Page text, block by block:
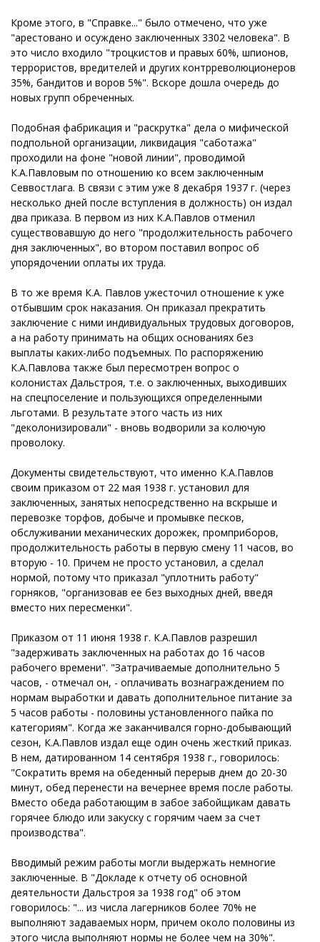
Кроме этого, в "Справке..." было отмечено, что уже
"арестовано и осуждено заключенных 3302 человека". В
это число входило "троцкистов и правых 60%, шпионов,
террористов, вредителей и других контрреволюционеров
35%, бандитов и воров 5%". Вскоре дошла очередь до
новых групп обреченных.
Подобная фабрикация и "раскрутка" дела о мифической
подпольной организации, ликвидация "саботажа"
проходили на фоне "новой линии", проводимой
К.А.Павловым по отношению ко всем заключенным
Севвостлага. В связи с этим уже 8 декабря 1937 г. (через
несколько дней после вступления в должность) он издал
два приказа. В первом из них К.А.Павлов отменил
существовавшую до него "продолжительность рабочего
дня заключенных", во втором поставил вопрос об
упорядочении оплаты их труда.
В то же время К.А. Павлов ужесточил отношение к уже
отбывшим срок наказания. Он приказал прекратить
заключение с ними индивидуальных трудовых договоров,
а на работу принимать на общих основаниях без
выплаты каких-либо подъемных. По распоряжению
К.А.Павлова также был пересмотрен вопрос о
колонистах Дальстроя, т.е. о заключенных, выходивших
на спецпоселение и пользующихся определенными
льготами. В результате этого часть из них
"деколонизировали" - вновь водворили за колючую
проволоку.
Документы свидетельствуют, что именно К.А.Павлов
своим приказом от 22 мая 1938 г. установил для
заключенных, занятых непосредственно на вскрыше и
перевозке торфов, добыче и промывке песков,
обслуживании механических дорожек, промприборов,
продолжительность работы в первую смену 11 часов, во
вторую - 10. Причем не просто установил, а сделал
нормой, потому что приказал "уплотнить работу"
горняков, "организовав ее без выходных дней, введя
вместо них пересменки".
Приказом от 11 июня 1938 г. К.А.Павлов разрешил
"задерживать заключенных на работах до 16 часов
рабочего времени". "Затрачиваемые дополнительно 5
часов, - отмечал он, - оплачивать вознаграждением по
нормам выработки и давать дополнительное питание за
5 часов работы - половины установленного пайка по
категориям". Когда же заканчивался горно-добывающий
сезон, К.А.Павлов издал еще один очень жесткий приказ.
В нем, датированном 14 сентября 1938 г., говорилось:
"Сократить время на обеденный перерыв днем до 20-30
минут, обед перенести на вечернее время после работы.
Вместо обеда работающим в забое забойщикам давать
горячее блюдо или закуску с горячим чаем за счет
производства".
Вводимый режим работы могли выдержать немногие
заключенные. В "Докладе к отчету об основной
деятельности Дальстроя за 1938 год" об этом
говорилось: "... из числа лагерников более 70% не
выполняют задаваемых норм, причем около половины из
этого числа выполняют нормы не более чем на 30%".